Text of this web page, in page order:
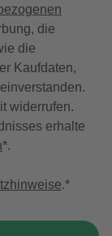
die
die
Kaufdaten,
widerrufen.
erhalte
*.
.